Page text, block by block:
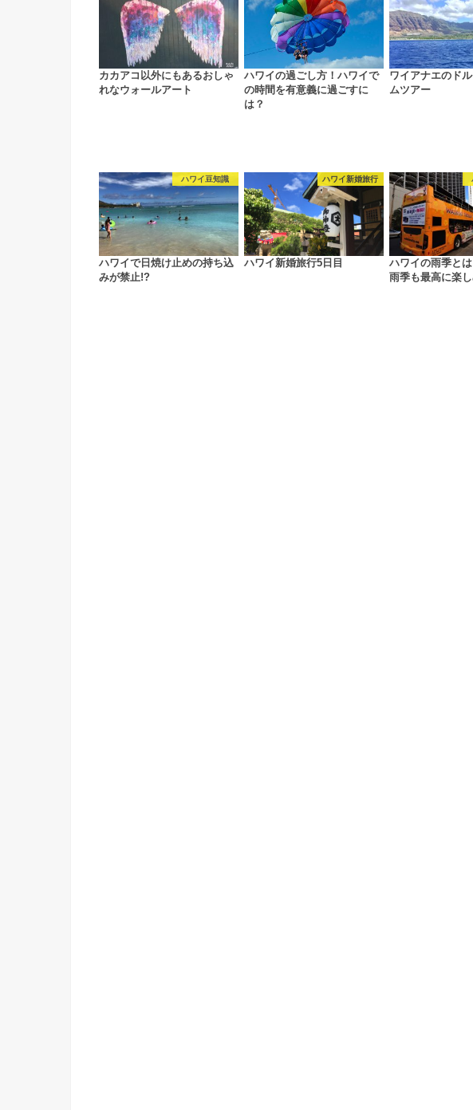
カカアコ以外にもあるおしゃ
れなウォールアート
ハワイの過ごし方！ハワイで
の時間を有意義に過ごすに
は？
ワイアナエのド
ムツアー
ハワイ豆知識
ハワイで日焼け止めの持ち込
みが禁止!?
ハワイ新婚旅行
ハワイ新婚旅行5日目
ハワイの雨季と
雨季も最高に楽し